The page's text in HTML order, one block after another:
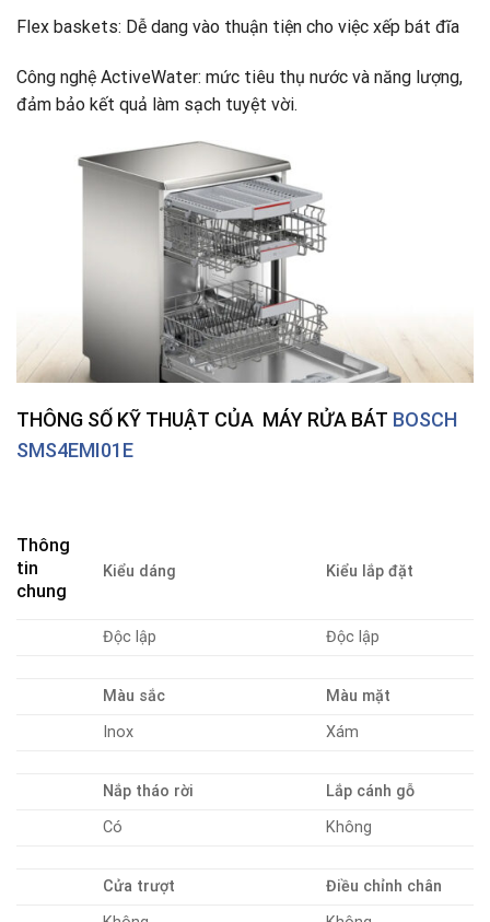
Flex baskets: Dễ dang vào thuận tiện cho việc xếp bát đĩa
Công nghệ ActiveWater: mức tiêu thụ nước và năng lượng,
đảm bảo kết quả làm sạch tuyệt vời.
THÔNG SỐ KỸ THUẬT CỦA MÁY RỬA BÁT BOSCH
SMS4EMI01E
Thông
tin
chung
Kiểu dáng Kiểu lắp đặt
Độc lập Độc lập
Màu sắc
Màu mặt
Inox
Xám
Nắp tháo rời
Lắp cánh gỗ
Có
Không
Cửa trượt
Điều chỉnh chân